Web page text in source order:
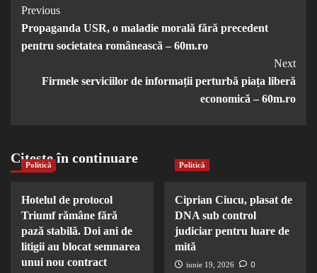
Post
Navigation
Previous
Propaganda USR, o maladie morală fără precedent
pentru societatea românească – 60m.ro
Next
Firmele serviciilor de informații perturbă piața liberă
economică – 60m.ro
Citește în continuare
Politică
Hotelul de protocol
Triumf rămâne fără
pază stabilă. Doi ani de
litigii au blocat semnarea
unui nou contract
Politică
Ciprian Ciucu, plasat de
DNA sub control
judiciar pentru luare de
mită
iunie 19, 2026 0